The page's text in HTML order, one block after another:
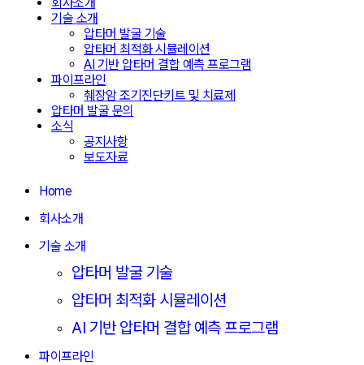
기술 소개
압타머 발굴 기술
압타머 최적화 시뮬레이션
AI 기반 압타머 결합 예측 프로그램
파이프라인
췌장암 조기진단키트 및 치료제
압타머 발굴 문의
소식
공지사항
보도자료
Home
회사소개
기술 소개
압타머 발굴 기술
압타머 최적화 시뮬레이션
AI 기반 압타머 결합 예측 프로그램
파이프라인